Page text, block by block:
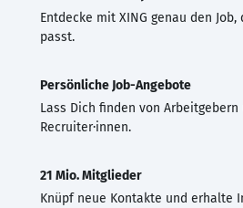
Entdecke mit XING genau den
passt.
Persönliche Job-Angebote
Lass Dich finden von Arbeitgebern
Recruiter·innen.
21 Mio. Mitglieder
Knüpf neue Kontakte und erhalte